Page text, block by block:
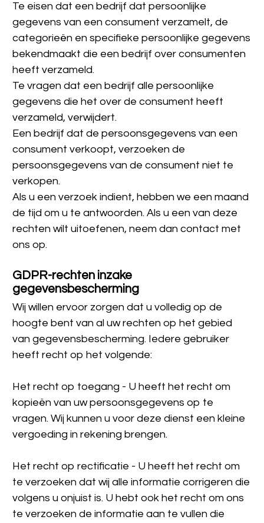
Te eisen dat een bedrijf dat persoonlijke
gegevens van een consument verzamelt, de
categorieën en specifieke persoonlijke gegevens
bekendmaakt die een bedrijf over consumenten
heeft verzameld.
Te vragen dat een bedrijf alle persoonlijke
gegevens die het over de consument heeft
verzameld, verwijdert.
Een bedrijf dat de persoonsgegevens van een
consument verkoopt, verzoeken de
persoonsgegevens van de consument niet te
verkopen.
Als u een verzoek indient, hebben we een maand
de tijd om u te antwoorden. Als u een van deze
rechten wilt uitoefenen, neem dan contact met
ons op.
GDPR-rechten inzake
gegevensbescherming
Wij willen ervoor zorgen dat u volledig op de
hoogte bent van al uw rechten op het gebied
van gegevensbescherming. Iedere gebruiker
heeft recht op het volgende:
Het recht op toegang - U heeft het recht om
kopieën van uw persoonsgegevens op te
vragen. Wij kunnen u voor deze dienst een kleine
vergoeding in rekening brengen.
Het recht op rectificatie - U heeft het recht om
te verzoeken dat wij alle informatie corrigeren die
volgens u onjuist is. U hebt ook het recht om ons
te verzoeken de informatie aan te vullen die